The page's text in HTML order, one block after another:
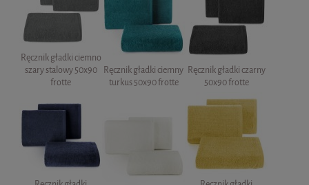
Ręcznik gładki ciemno
szary stalowy 50x90
frotte
Ręcznik gładki ciemny
turkus 50x90 frotte
Ręcznik gładki czarny
50x90 frotte